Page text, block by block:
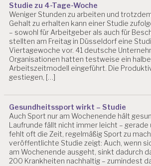
Studie zu 4-Tage-Woche
Weniger Stunden zu arbeiten und
Gehalt zu erhalten kann einer Studie
– sowohl für Arbeitgeber als auch für
stellten am Freitag in Düsseldorf eine
Viertagewoche vor. 41 deutsche
Organisationen hatten testweise ein
Arbeitszeitmodell eingeführt. Die
gestiegen, […]
Gesundheitssport wirkt – Studie
Auch Sport nur am Wochenende hält
Laufrunde fällt nicht immer leicht – gerade
fehlt oft die Zeit, regelmäßig Sport zu
veröffentlichte Studie zeigt: Auch, wenn
am Wochenende ausgeht, sinkt dadurch
200 Krankheiten nachhaltig – zumindest